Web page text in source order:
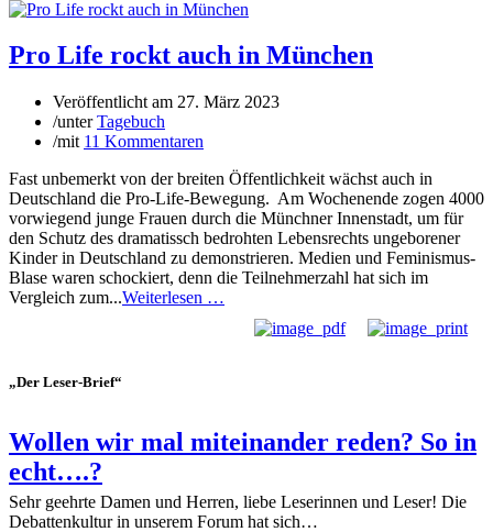
Pro Life rockt auch in München
Veröffentlicht am 27. März 2023
/unterTagebuch
/mit 11 Kommentaren
Fast unbemerkt von der breiten Öffentlichkeit wächst auch in
Deutschland die Pro-Life-Bewegung. Am Wochenende zogen 4000
vorwiegend junge Frauen durch die Münchner Innenstadt, um für
den Schutz des dramatissch bedrohten Lebensrechts ungeborener
Kinder in Deutschland zu demonstrieren. Medien und Feminismus-
Blase waren schockiert, denn die Teilnehmerzahl hat sich im
Vergleich zum...Weiterlesen …
„Der Leser-Brief“
Wollen wir mal miteinander reden? So in
echt….?
Sehr geehrte Damen und Herren, liebe Leserinnen und Leser! Die
Debattenkultur in unserem Forum hat sich…